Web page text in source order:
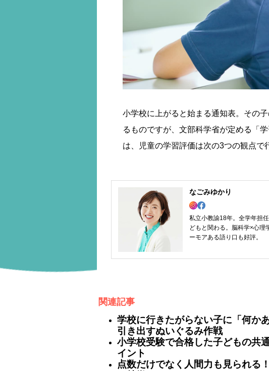
小学校に上がると始まる通知表。その
るものですが、文部科学省が定める「
は、児童の学習評価は次の3つの観点で
なごみゆかり
私立小教諭18年。全学年担
どもと関わる。脳科学×心理
ーモアある語り口も好評。
関連記事
学校に行きたがらない子に「何
引き出すぬいぐるみ作戦
小学校受験で合格した子どもの
イント
点数だけでなく人間力も見られる